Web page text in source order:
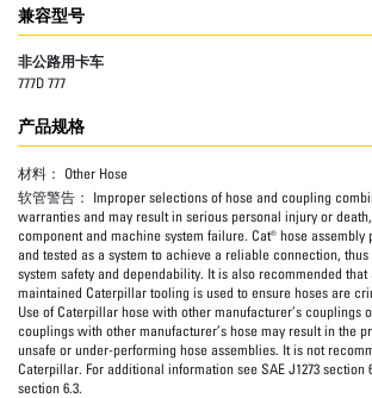
兼容型号
非公路用卡车
777D 777
产品规格
材料： Other Hose
软管警告： Improper selections of hose and coupling
warranties and may result in serious personal injury or
component and machine system failure. Cat® hose assembly
and tested as a system to achieve a reliable connection,
system safety and dependability. It is also recommended
maintained Caterpillar tooling is used to ensure hoses are
Use of Caterpillar hose with other manufacturer’s couplings
couplings with other manufacturer’s hose may result in the
unsafe or under-performing hose assemblies. It is not
Caterpillar. For additional information see SAE J1273 section
section 6.3.